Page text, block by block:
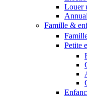
Louer
Famille &
Petite